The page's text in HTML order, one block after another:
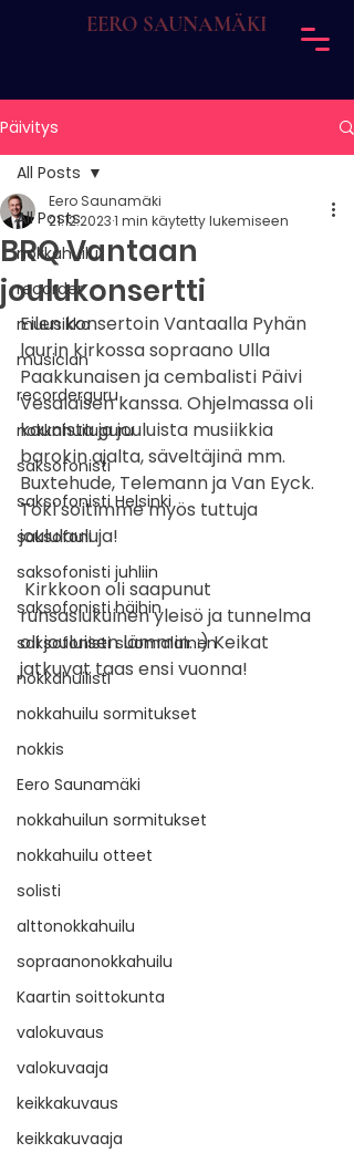
EERO SAUNAMÄKI
Päivitys
All Posts
nokkahuilu
recorder
muusikko
musician
recorderguru
nokkahuiluguru
saksofonisti
saksofonisti Helsinki
saksofoni
saksofonisti juhliin
saksofonisti häihin
saksofonisti suomalainen
nokkahuilisti
nokkahuilu sormitukset
nokkis
Eero Saunamäki
nokkahuilun sormitukset
nokkahuilu otteet
solisti
alttonokkahuilu
sopraanonokkahuilu
Kaartin soittokunta
valokuvaus
valokuvaaja
keikkakuvaus
keikkakuvaaja
All Posts
BRQ Vantaan
joulukonsertti
Eero Saunamäki
21.12.20231 min käytetty lukemiseen
Eilen konsertoin Vantaalla Pyhän
laurin kirkossa sopraano Ulla
Paakkunaisen ja cembalisti Päivi
Vesalaisen kanssa. Ohjelmassa oli
kaunista ja jouluista musiikkia
barokin ajalta, säveltäjinä mm.
Buxtehude, Telemann ja Van Eyck.
Toki soitimme myös tuttuja
joululauluja!
runsaslukuinen yleisö ja tunnelma
oli jouluisen lämmin. :) Keikat
jatkuvat taas ensi vuonna!